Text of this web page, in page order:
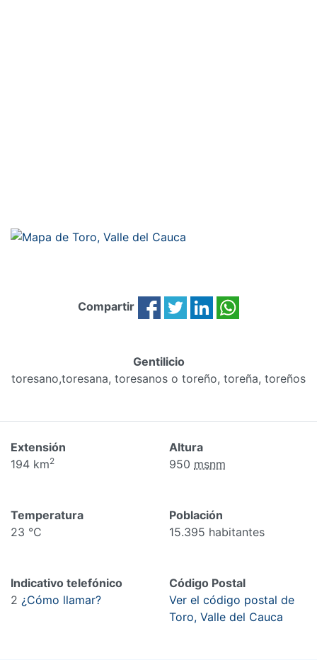
Compartir
Gentilicio
toresano,toresana, toresanos o toreño, toreña, toreños
Extensión
194 km2
Altura
950 msnm
Temperatura
23 °C
Población
15.395 habitantes
Indicativo telefónico
2 ¿Cómo llamar?
Código Postal
Ver el código postal de
Toro, Valle del Cauca